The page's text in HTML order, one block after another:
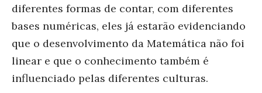
diferentes formas de contar, com diferentes
bases numéricas, eles já estarão evidenciando
que o desenvolvimento da Matemática não foi
linear e que o conhecimento também é
influenciado pelas diferentes culturas.